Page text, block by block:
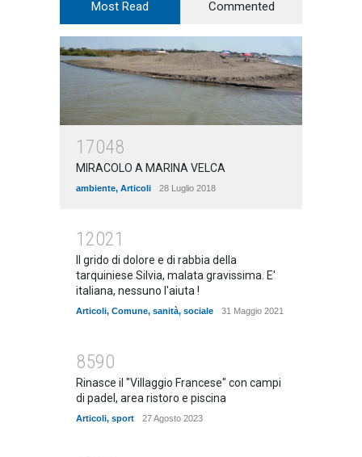
Most Read Commented
17048
MIRACOLO A MARINA VELCA
ambiente, Articoli 28 Luglio 2018
12021
Il grido di dolore e di rabbia della
tarquiniese Silvia, malata gravissima. E'
italiana, nessuno l'aiuta !
Articoli, Comune, sanità, sociale 31 Maggio 2021
8590
Rinasce il "Villaggio Francese" con campi
di padel, area ristoro e piscina
Articoli, sport 27 Agosto 2023